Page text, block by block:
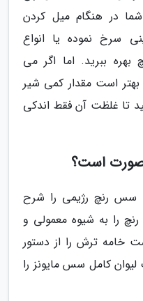
در هنگام میل کردن
سرخ نموده یا انواع
ببرید. اما اگر می
بهتر است مقدار کمی شیر
تا غلظت آن فقط اندکی
است؟
سس رنچ رژیمی را شرح
را به شیوه معمولی و
خامه ترش را از دستور
کامل سس مایونز را